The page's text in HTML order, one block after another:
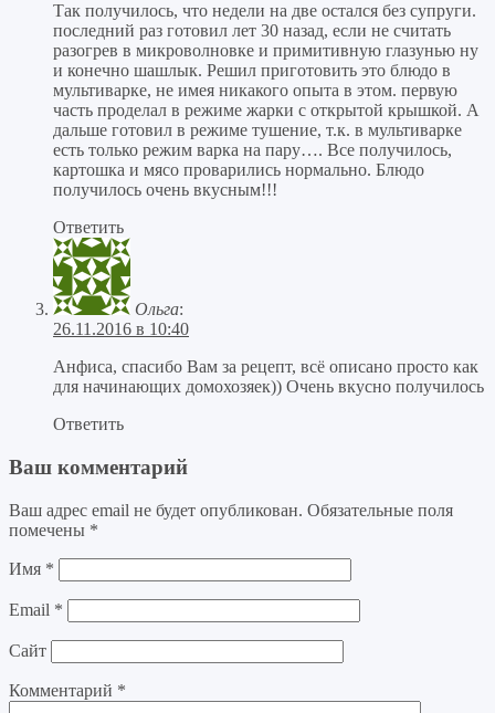
Так получилось, что недели на две остался без супруги.
последний раз готовил лет 30 назад, если не считать
разогрев в микроволновке и примитивную глазунью ну
и конечно шашлык. Решил приготовить это блюдо в
мультиварке, не имея никакого опыта в этом. первую
часть проделал в режиме жарки с открытой крышкой. А
дальше готовил в режиме тушение, т.к. в мультиварке
есть только режим варка на пару…. Все получилось,
картошка и мясо проварились нормально. Блюдо
получилось очень вкусным!!!
Ответить
Ольга:
26.11.2016 в 10:40
Анфиса, спасибо Вам за рецепт, всё описано просто как
для начинающих домохозяек)) Очень вкусно получилось
Ответить
Ваш комментарий
Ваш адрес email не будет опубликован. Обязательные поля
помечены *
Имя *
Email *
Сайт
Комментарий *